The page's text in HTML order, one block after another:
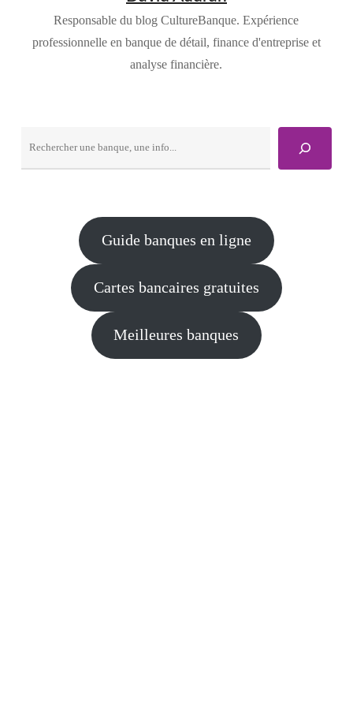
Responsable du blog CultureBanque. Expérience
professionnelle en banque de détail, finance d'entreprise et
analyse financière.
Guide banques en ligne
Cartes bancaires gratuites
Meilleures banques